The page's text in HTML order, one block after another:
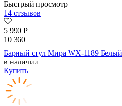
Быстрый просмотр
14 отзывов
5 990 Р
10 360
Барный стул Мира WX-1189 Белый
в наличии
Купить